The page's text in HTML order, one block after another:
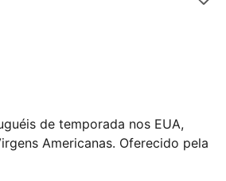
de temporada nos EUA,
Americanas. Oferecido pela